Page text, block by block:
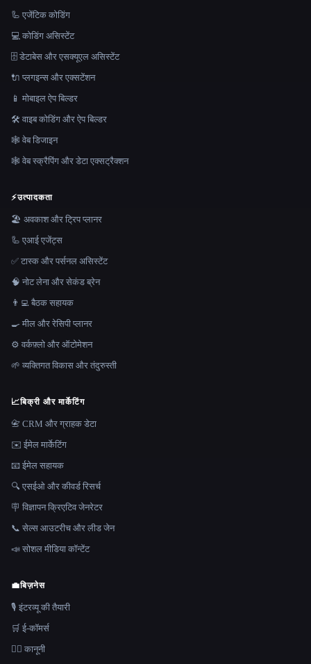
🦾 एजेंटिक कोडिंग
💻 कोडिंग असिस्टेंट
🗄️ डेटाबेस और एसक्यूएल असिस्टेंट
🔌 प्लगइन्स और एक्सटेंशन
📱 मोबाइल ऐप बिल्डर
🛠️ वाइब कोडिंग और ऐप बिल्डर
🕸 वेब डिजाइन
🕸️ वेब स्क्रैपिंग और डेटा एक्सट्रैक्शन
⚡उत्पादकता
🏖 अवकाश और ट्रिप प्लानर
🦾 एआई एजेंट्स
✅ टास्क और पर्सनल असिस्टेंट
🧠 नोट लेना और सेकंड ब्रेन
👨‍💻 बैठक सहायक
🍳 मील और रेसिपी प्लानर
⚙️ वर्कफ़्लो और ऑटोमेशन
🌱 व्यक्तिगत विकास और तंदुरुस्ती
📈बिक्री और मार्केटिंग
📇 CRM और ग्राहक डेटा
✉️ ईमेल मार्केटिंग
📧 ईमेल सहायक
🔍 एसईओ और कीवर्ड रिसर्च
🪧 विज्ञापन क्रिएटिव जेनरेटर
📞 सेल्स आउटरीच और लीड जेन
📣 सोशल मीडिया कॉन्टेंट
💼बिज़नेस
🎙️ इंटरव्यू की तैयारी
🛒 ई-कॉमर्स
👩‍⚖️ कानूनी